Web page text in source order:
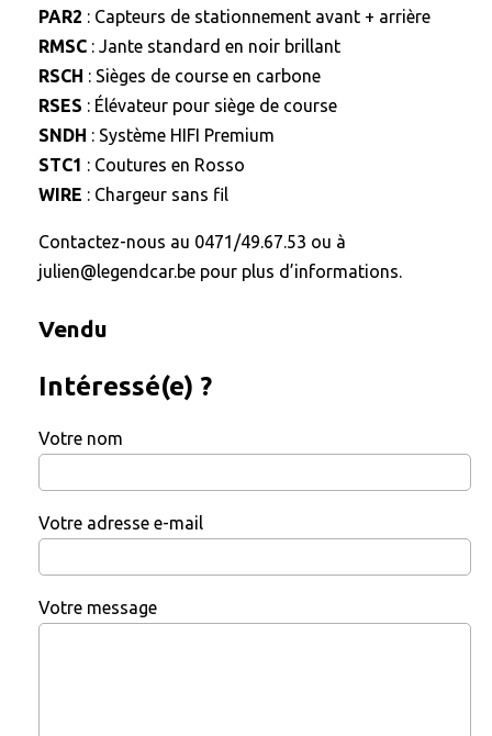
PAR2 : Capteurs de stationnement avant + arrière
RMSC : Jante standard en noir brillant
RSCH : Sièges de course en carbone
RSES : Élévateur pour siège de course
SNDH : Système HIFI Premium
STC1 : Coutures en Rosso
WIRE : Chargeur sans fil
Contactez-nous au 0471/49.67.53 ou à
julien@legendcar.be pour plus d’informations.
Vendu
Intéressé(e) ?
Votre nom
Votre adresse e-mail
Votre message